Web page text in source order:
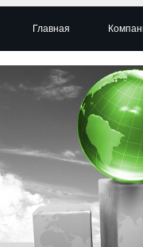
Главная